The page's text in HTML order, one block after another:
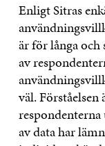
Enligt Sitras
är för långa och
av
väl. Förståelsen
av data har